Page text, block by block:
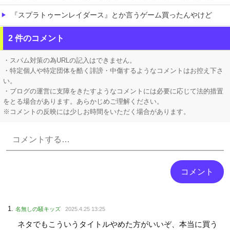
『スプラトゥーンレイダース』とか言うゲーム買ったんやけど
【悲報】 エルデンリング、ディレイばかりで本当に面白くないこのゲーム←賛同の声が多数…
【ガークリ】 正統派だけど、デッッッカって感じの水着のマネ、ラファエ口、セッシュウへの反応！！！
2 件のコメント
・スパム対策の為URLの記入はできません。
・特定個人や特定団体を酷く誹謗・中傷するようなコメントはお控え下さ
い。
・ブログの運営に支障をきたすようなコメントには必要に応じて法的措置
をとる場合があります。あらかじめご理解ください。
※コメントの反映には少しお時間をいただく場合があります。
名無しの騒キッズ 2025.4.25 13:25
ネタでもこういうタイトルやめた方がいいぞ、本当に買う